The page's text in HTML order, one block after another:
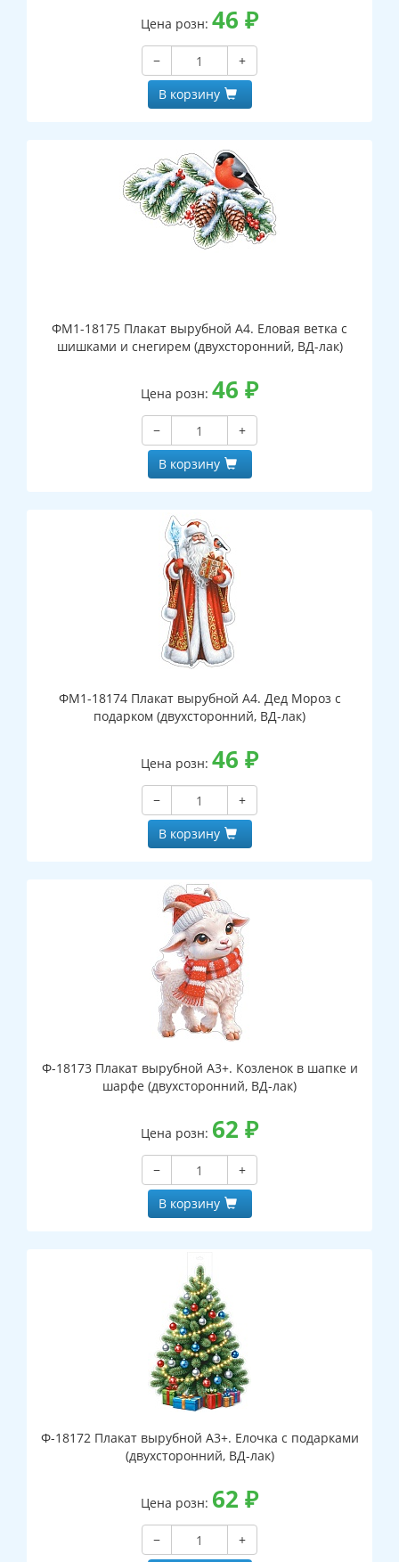
Цена розн: 46 ₽
−
+
В корзину
ФМ1-18175 Плакат вырубной А4. Еловая ветка с
шишками и снегирем (двухсторонний, ВД-лак)
Цена розн: 46 ₽
−
+
В корзину
ФМ1-18174 Плакат вырубной А4. Дед Мороз с
подарком (двухсторонний, ВД-лак)
Цена розн: 46 ₽
−
+
В корзину
Ф-18173 Плакат вырубной А3+. Козленок в шапке и
шарфе (двухсторонний, ВД-лак)
Цена розн: 62 ₽
−
+
В корзину
Ф-18172 Плакат вырубной А3+. Елочка с подарками
(двухсторонний, ВД-лак)
Цена розн: 62 ₽
−
+